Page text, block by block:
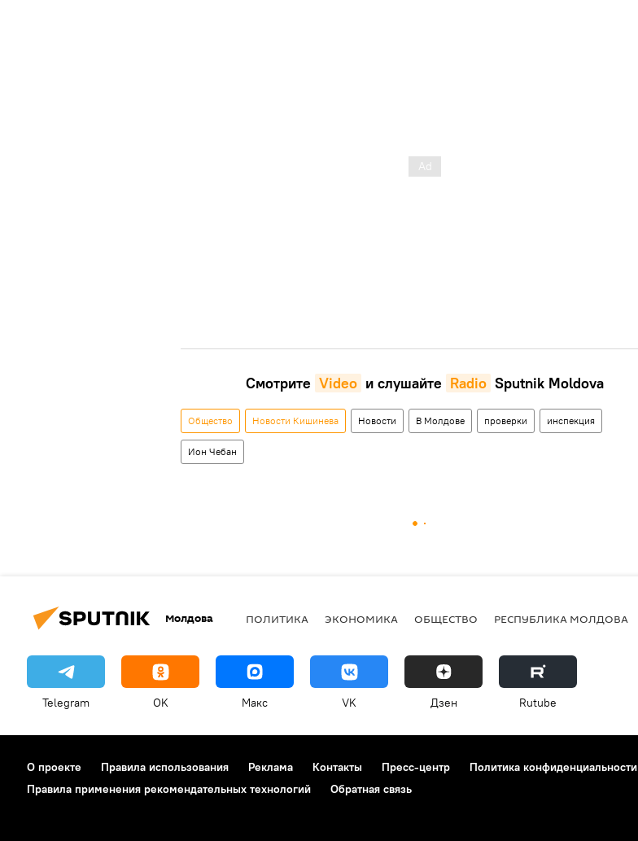
Смотрите Video и слушайте Radio Sputnik Moldova
Общество Новости Кишинева Новости В Молдове проверки инспекция
Ион Чебан
Молдова ПОЛИТИКА ЭКОНОМИКА ОБЩЕСТВО РЕСПУБЛИКА МОЛДОВА
Telegram OK Макс VK Дзен Rutube
О проекте Правила использования Реклама Контакты Пресс-центр Политика конфиденциальности
Правила применения рекомендательных технологий
Обратная связь